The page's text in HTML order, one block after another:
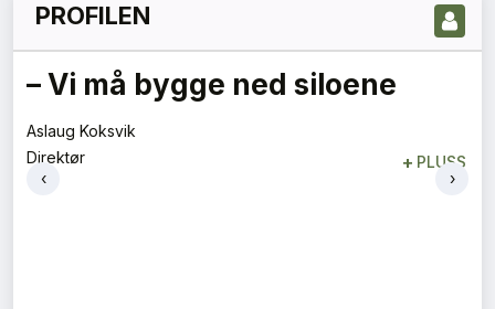
PROFILEN
Flygelederen som ble best på
bakken
Tore Tveit
‹ ›